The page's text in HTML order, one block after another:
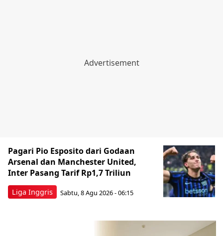
Liga Inggris
Pagari Pio Esposito dari Godaan
Arsenal dan Manchester United,
Inter Pasang Tarif Rp1,7 Triliun
Sabtu, 8 Agu 2026 - 06:15